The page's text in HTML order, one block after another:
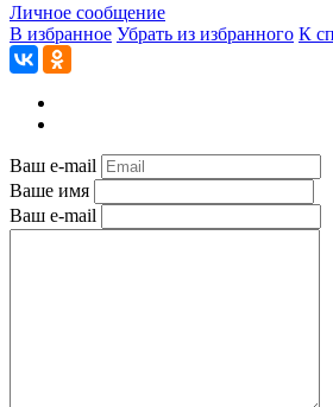
Личное сообщение
В избранное Убрать из избранного К
Ваш e-mail
Ваше имя
Ваш e-mail